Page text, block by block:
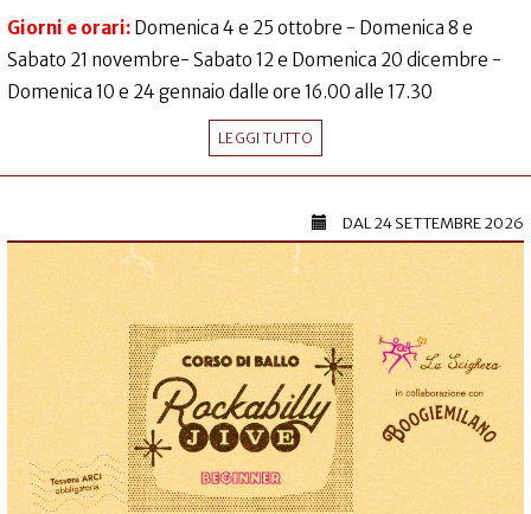
Giorni e orari: Domenica 4 e 25 ottobre - Domenica 8 e
Sabato 21 novembre- Sabato 12 e Domenica 20 dicembre -
Domenica 10 e 24 gennaio dalle ore 16.00 alle 17.30
LEGGI TUTTO
DAL24 SETTEMBRE 2026